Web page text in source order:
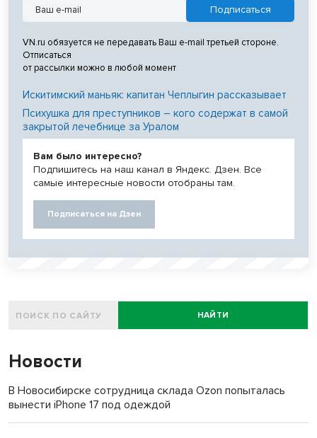
VN.ru обязуется не передавать Ваш e-mail третьей стороне.
Отписаться
от рассылки можно в любой момент
Искитимский маньяк: капитан Чеплыгин рассказывает
Психушка для преступников – кого содержат в самой
закрытой лечебнице за Уралом
Вам было интересно?
Подпишитесь на наш канал в Яндекс. Дзен. Все
самые интересные новости отобраны там.
Подписаться на Дзен
НАЙТИ
Новости
В Новосибирске сотрудница склада Ozon попыталась
вынести iPhone 17 под одеждой